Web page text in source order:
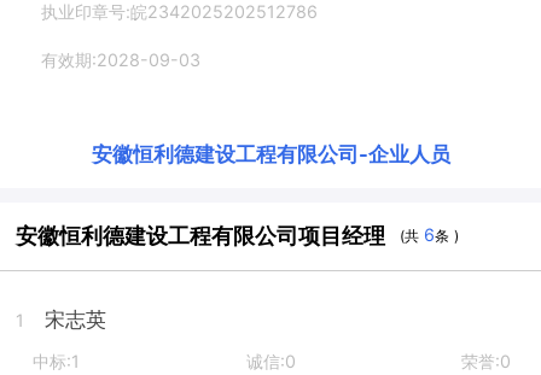
执业印章号:皖2342025202512786
有效期:2028-09-03
安徽恒利德建设工程有限公司 -企业人员
安徽恒利德建设工程有限公司项目经理 (共 6条 )
1 宋志英
中标:1 诚信:0 荣誉:0